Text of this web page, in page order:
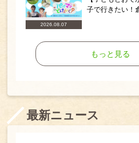
2026.08.07
子で行きたい！
もっと見る
最新ニュース